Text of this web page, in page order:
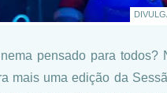
pensado para todos?
mais uma edição da